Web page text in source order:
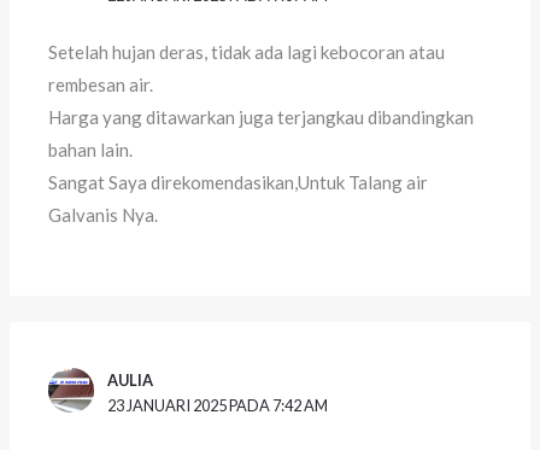
Setelah hujan deras, tidak ada lagi kebocoran atau
rembesan air.
Harga yang ditawarkan juga terjangkau dibandingkan
bahan lain.
Sangat Saya direkomendasikan,Untuk Talang air
Galvanis Nya.
AULIA
23 JANUARI 2025 PADA 7:42 AM